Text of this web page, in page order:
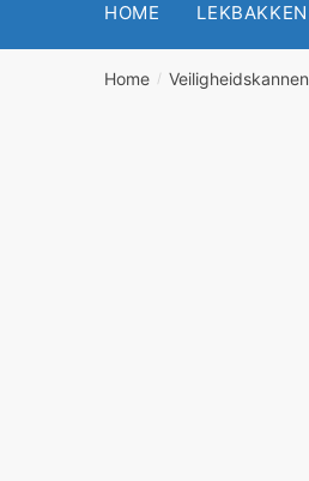
HOME LEKBAKKEN
Home / Veiligheidskannen